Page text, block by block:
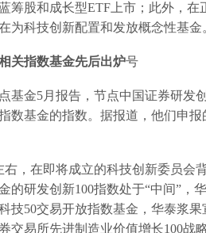
筹股和成长型ETF上市；此外，
为科技创新配置和发放概念性基金
关指数基金先后出炉号
基金5月报告，节点中国证券研发
数基金的指数。据报道，他们申
右，在即将成立的科技创新委员会
的研发创新100指数处于“中间”，
技50交易开放指数基金，华泰浆
交易所先进制造业价值增长100战